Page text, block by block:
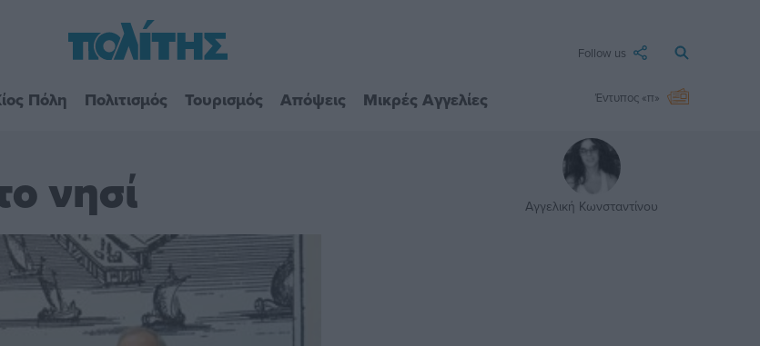
Follow us
Πόλη Πολιτισμός Τουρισμός Απόψεις Μικρές Αγγελίες Έντυπος «π»
νησί Αγγελική Κωνσταντίνου